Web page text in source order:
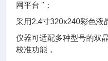
网平台 "；
采用2.4寸320x240彩色液
仪器可适配多种型号的双
校准功能，